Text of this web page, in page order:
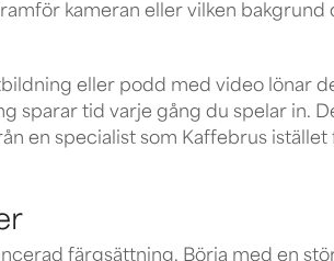
kameran eller vilken bakgrund
eller podd med video lönar
sparar tid varje gång du spelar in.
en specialist som Kaffebrus istället
färgsättning. Börja med en